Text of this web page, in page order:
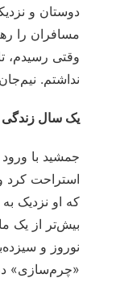
دوستان و
مسافران را
وقتی رسیدم،
نداشتم.
یک سال زندگی
جمشید با
استراحت کرد
که او نزدیک
بیش‌تر از یک
نوروز و
«چرم‌سازی»